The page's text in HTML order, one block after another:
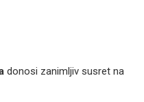
donosi zanimljiv susret na